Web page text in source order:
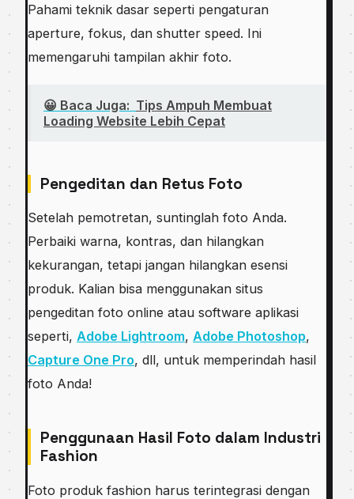
Pahami teknik dasar seperti pengaturan
aperture, fokus, dan shutter speed. Ini
memengaruhi tampilan akhir foto.
😀 Baca Juga: Tips Ampuh Membuat
Loading Website Lebih Cepat
Pengeditan dan Retus Foto
Setelah pemotretan, suntinglah foto Anda.
Perbaiki warna, kontras, dan hilangkan
kekurangan, tetapi jangan hilangkan esensi
produk. Kalian bisa menggunakan situs
pengeditan foto online atau software aplikasi
seperti, Adobe Lightroom, Adobe Photoshop,
Capture One Pro, dll, untuk memperindah hasil
foto Anda!
Penggunaan Hasil Foto dalam Industri
Fashion
Foto produk fashion harus terintegrasi dengan